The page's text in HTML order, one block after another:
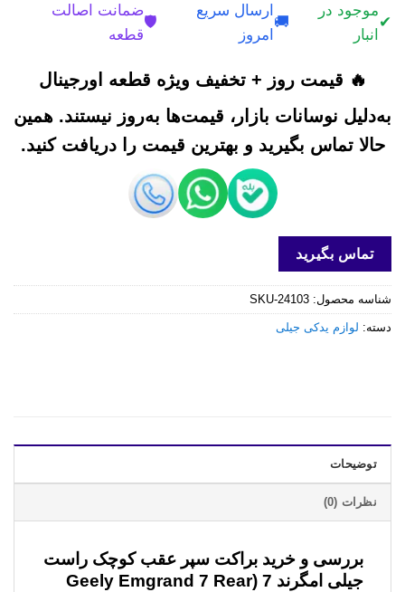
✔
موجود در
انبار
🚚
ارسال سریع
امروز
🛡️
ضمانت اصالت
قطعه
🔥 قیمت روز + تخفیف ویژه قطعه اورجینال
به‌دلیل نوسانات بازار، قیمت‌ها به‌روز نیستند. همین
حالا تماس بگیرید و بهترین قیمت را دریافت کنید.
تماس بگیرید
شناسه محصول: SKU-24103
دسته: لوازم یدکی جیلی
توضیحات
نظرات (0)
بررسی و خرید براکت سپر عقب کوچک راست
جیلی امگرند 7 (Geely Emgrand 7 Rear